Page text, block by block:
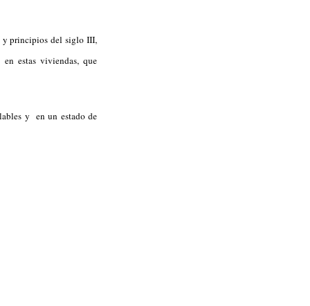
y principios del siglo III,
estas viviendas, que
y en un estado de